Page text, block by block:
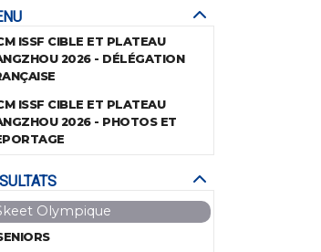
ISSF CIBLE ET PLATEAU
2026 - DÉLÉGATION
ISSF CIBLE ET PLATEAU
2026 - PHOTOS ET
Olympique